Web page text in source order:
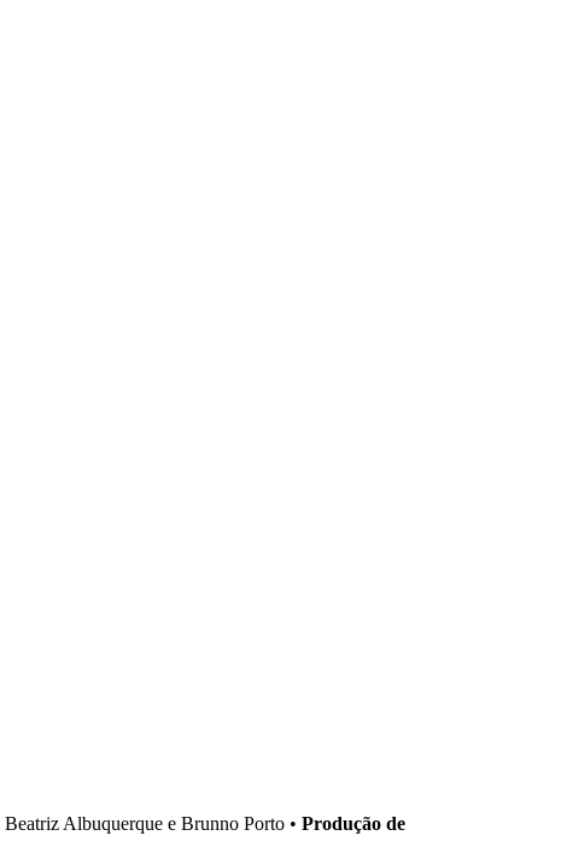
Beatriz Albuquerque e Brunno Porto • Produção de